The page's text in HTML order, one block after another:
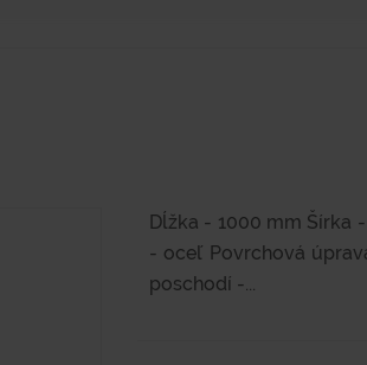
Dĺžka - 1000 mm Šírka
- oceľ Povrchová
poschodí -...